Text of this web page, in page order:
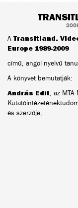
A Transitland.
Europe 1989-2009
című, angol nyelvű
A könyvet bemutatják:
András Edit, az MTA
és szerzője,